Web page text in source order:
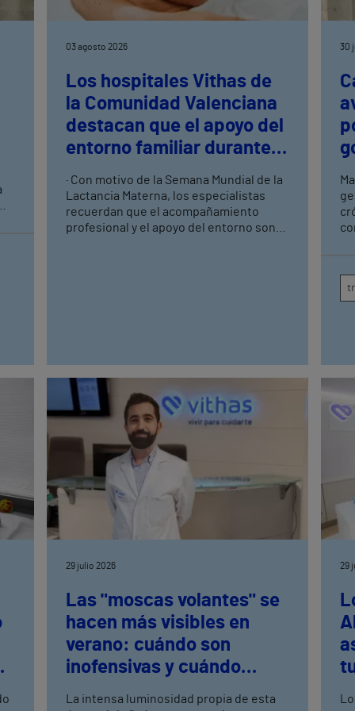
03 agosto 2026
Los hospitales Vithas de
la Comunidad Valenciana
destacan que el apoyo del
entorno familiar durante
clave para el éxito de la
lactancia materna
· Con motivo de la Semana Mundial de la
Lactancia Materna, los especialistas
recuerdan que el acompañamiento
profesional y el apoyo del entorno son
30
29 julio 2026
Las "moscas volantes" se
hacen más visibles en
verano: cuándo son
inofensivas y cuándo
La intensa luminosidad propia de esta
29